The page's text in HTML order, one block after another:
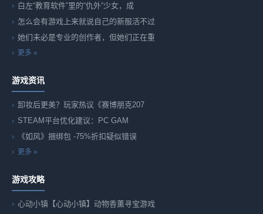
白左“教育软件”里的“仇外“少女，成
怎么会有游戏上来就说自己的新服活不过
她们未必是专业的创作者，但她们正在重
更多 »
游戏资讯
卸妆后更美？玩家热议《赛博朋克207
STEAM平台优化建议：PC GAM
《如风》捆绑包 -75%折扣疑似错误
更多 »
游戏攻略
心动小镇【心动小镇】动物香薰寻宝游戏